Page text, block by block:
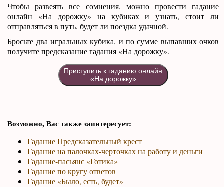
Чтобы развеять все сомнения, можно провести гадание
онлайн «На дорожку» на кубиках и узнать, стоит ли
отправляться в путь, будет ли поездка удачной.
Бросьте два игральных кубика, и по сумме выпавших очков
получите предсказание гадания «На дорожку».
Приступить к гаданию онлайн
«На дорожку»
Возможно, Вас также заинтересует:
Гадание Предсказательный крест
Гадание на палочках-черточках на работу и деньги
Гадание-пасьянс «Готика»
Гадание по кругу ответов
Гадание «Было, есть, будет»